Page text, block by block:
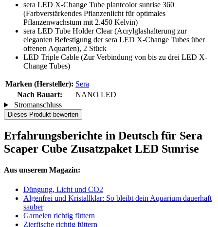
sera LED X-Change Tube plantcolor sunrise 360
(Farbverstärkendes Pflanzenlicht für optimales
Pflanzenwachstum mit 2.450 Kelvin)
sera LED Tube Holder Clear (Acrylglashalterung zur
eleganten Befestigung der sera LED X-Change Tubes über
offenen Aquarien), 2 Stück
LED Triple Cable (Zur Verbindung von bis zu drei LED X-
Change Tubes)
Marken (Hersteller): Sera
Nach Bauart:
NANO LED
Stromanschluss
Dieses Produkt bewerten
Erfahrungsberichte in Deutsch für Sera
Scaper Cube Zusatzpaket LED Sunrise
Aus unserem Magazin:
Düngung, Licht und CO2
Algenfrei und Kristallklar: So bleibt dein Aquarium dauerhaft
sauber
Garnelen richtig füttern
Zierfische richtig füttern